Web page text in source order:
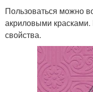
Пользоваться можно
акриловыми
свойства.